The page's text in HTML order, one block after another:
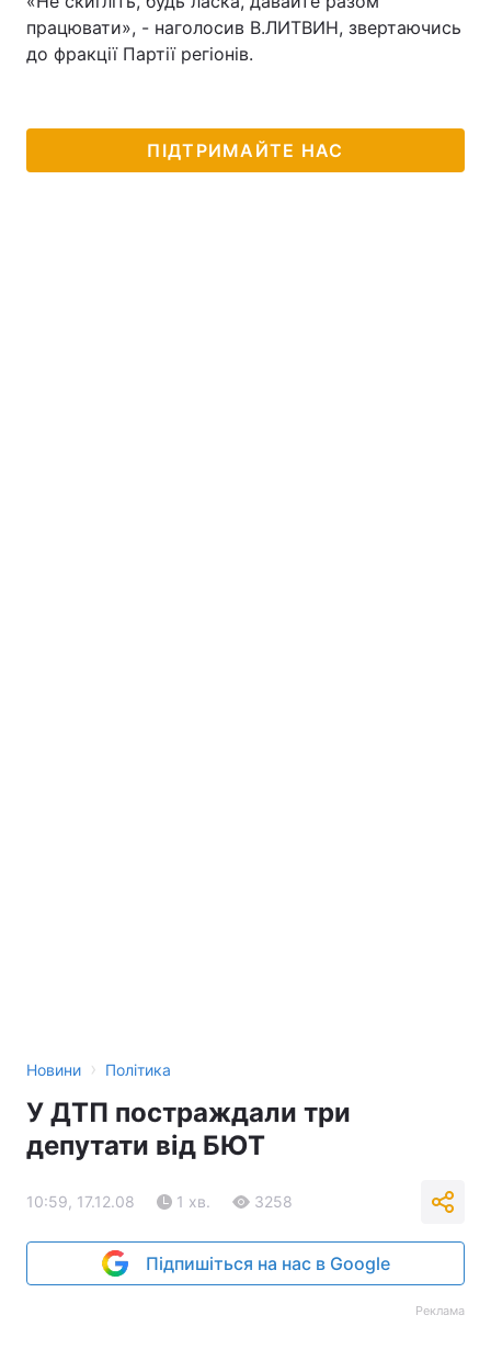
працювати», - наголосив В.ЛИТВИН, звертаючись
до фракції Партії регіонів.
ПІДТРИМАЙТЕ НАС
Новини › Політика
У ДТП постраждали три
депутати від БЮТ
10:59, 17.12.08 1 хв. 3258
Підпишіться на нас в Google
Реклама